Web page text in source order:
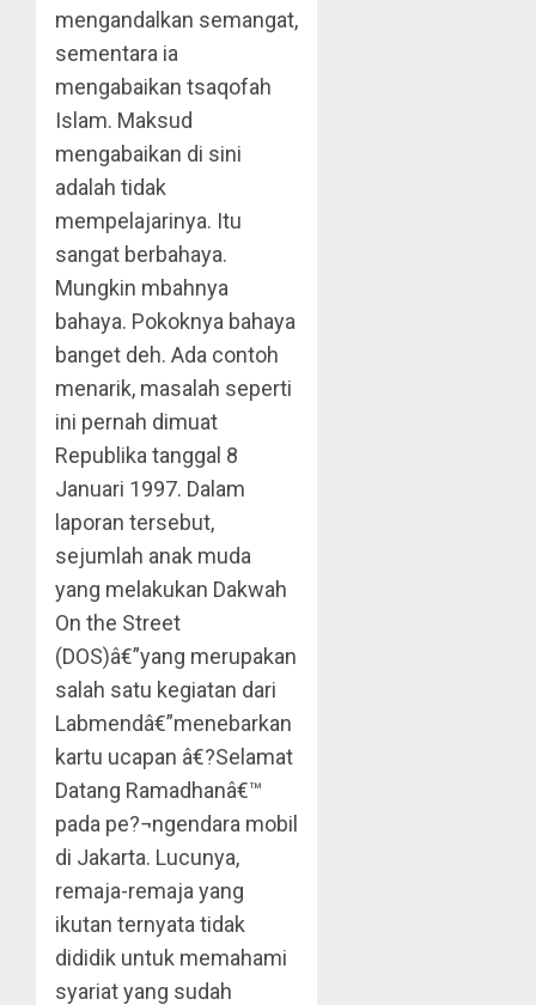
mengandalkan semangat,
sementara ia
mengabaikan tsaqofah
Islam. Maksud
mengabaikan di sini
adalah tidak
mempelajarinya. Itu
sangat berbahaya.
Mungkin mbahnya
bahaya. Pokoknya bahaya
banget deh. Ada contoh
menarik, masalah seperti
ini pernah dimuat
Republika tanggal 8
Januari 1997. Dalam
laporan tersebut,
sejumlah anak muda
yang melakukan Dakwah
On the Street
(DOS)â€”yang merupakan
salah satu kegiatan dari
Labmendâ€”menebarkan
kartu ucapan â€?Selamat
Datang Ramadhanâ€™
pada pe?¬ngendara mobil
di Jakarta. Lucunya,
remaja-remaja yang
ikutan ternyata tidak
dididik untuk memahami
syariat yang sudah